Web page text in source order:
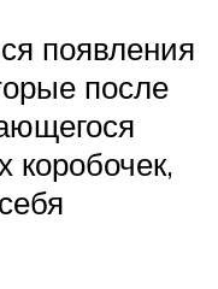
появления
после
коробочек,